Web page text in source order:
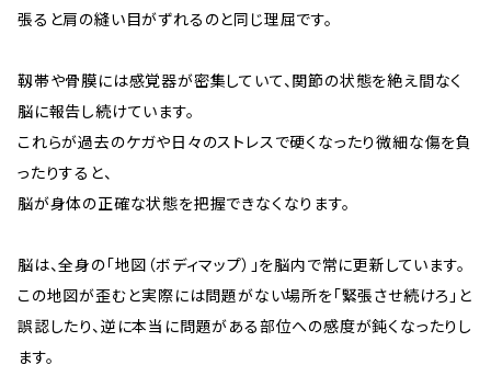
張ると肩の縫い目がずれるのと同じ理屈です。
靱帯や骨膜には感覚器が密集していて、関節の状態を絶え間なく
脳に報告し続けています。
これらが過去のケガや日々のストレスで硬くなったり微細な傷を負
ったりすると、
脳が身体の正確な状態を把握できなくなります。
脳は、全身の「地図（ボディマップ）」を脳内で常に更新しています。
この地図が歪むと――実際には問題がない場所を「緊張させ続けろ」と
誤認したり、逆に本当に問題がある部位への感度が鈍くなったりし
ます。